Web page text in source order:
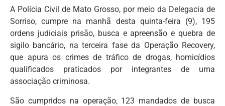
A Polícia Civil de Mato Grosso, por meio da Delegacia de
Sorriso, cumpre na manhã desta quinta-feira (9), 195
ordens judiciais prisão, busca e apreensão e quebra de
sigilo bancário, na terceira fase da Operação Recovery,
que apura os crimes de tráfico de drogas, homicídios
qualificados praticados por integrantes de uma
associação criminosa.
São cumpridos na operação, 123 mandados de busca